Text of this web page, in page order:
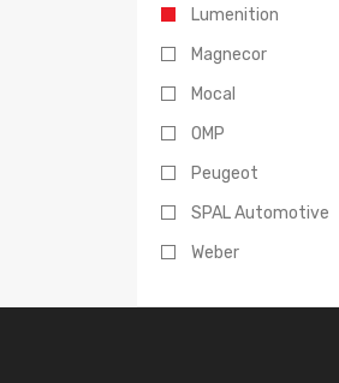
Lumenition
Magnecor
Mocal
OMP
Peugeot
SPAL Automotive
Weber